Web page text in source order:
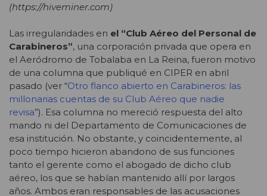
(https://hiveminer.com)
Las irregularidades en el “Club Aéreo del Personal de
Carabineros”, una corporación privada que opera en
el Aeródromo de Tobalaba en La Reina, fueron motivo
de una columna que publiqué en CIPER en abril
pasado (ver “Otro flanco abierto en Carabineros: las
millonarias cuentas de su Club Aéreo que nadie
revisa”). Esa columna no mereció respuesta del alto
mando ni del Departamento de Comunicaciones de
esa institución. No obstante, y coincidentemente, al
poco tiempo hicieron abandono de sus funciones
tanto el gerente como el abogado de dicho club
aéreo, los que se habían mantenido allí por largos
años. Ambos eran responsables de las acusaciones